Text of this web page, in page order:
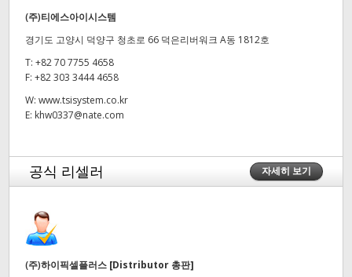
(주)티에스아이시스템
경기도 고양시 덕양구 청초로 66 덕은리버워크 A동 1812호
T: +82 70 7755 4658
F: +82 303 3444 4658
W: www.tsisystem.co.kr
E: khw0337@nate.com
공식 리셀러 자세히 보기
(주)하이픽셀플러스 [Distributor 총판]